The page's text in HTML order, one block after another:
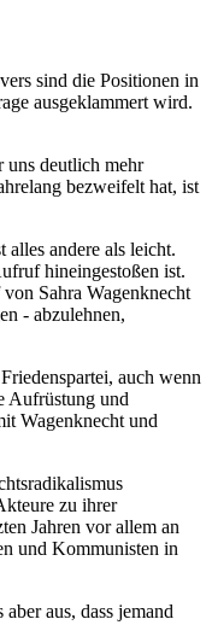
sind die Positionen in
ausgeklammert wird.
uns deutlich mehr
bezweifelt hat, ist
andere als leicht.
hineingestoßen ist.
Sahra Wagenknecht
- abzulehnen,
auch wenn
Aufrüstung und
Wagenknecht und
zu ihrer
Jahren vor allem an
und Kommunisten in
aus, dass jemand